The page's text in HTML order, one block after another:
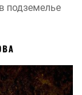
подземелье